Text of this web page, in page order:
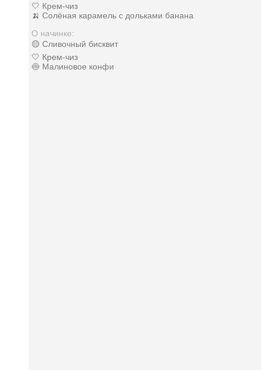
🤍 Крем-чиз
🍌 Солёная карамель с дольками банана
О начинке:
🟡 Сливочный бисквит
🤍 Крем-чиз
🍥 Малиновое конфи